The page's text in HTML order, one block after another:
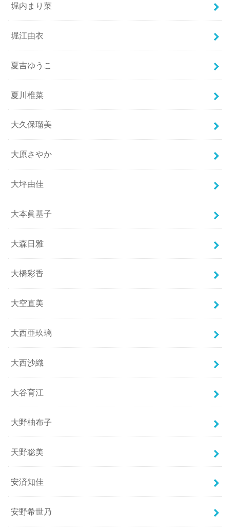
堀内まり菜
堀江由衣
夏吉ゆうこ
夏川椎菜
大久保瑠美
大原さやか
大坪由佳
大本眞基子
大森日雅
大橋彩香
大空直美
大西亜玖璃
大西沙織
大谷育江
大野柚布子
天野聡美
安済知佳
安野希世乃